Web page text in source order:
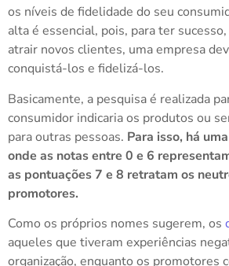
os níveis de fidelidade do seu
alta é essencial, pois, para ter
atrair novos clientes, uma empresa
conquistá-los e fidelizá-los.
Basicamente, a pesquisa é realizada
consumidor indicaria os produtos ou
para outras pessoas. Para isso, há
onde as notas entre 0 e 6
as pontuações 7 e 8 retratam os
promotores.
Como os próprios nomes sugerem, os
aqueles que tiveram experiências
organização, enquanto os promotores